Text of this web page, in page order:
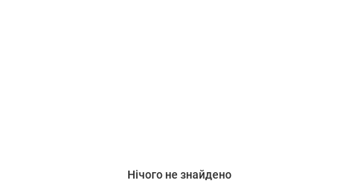
Нічого не знайдено